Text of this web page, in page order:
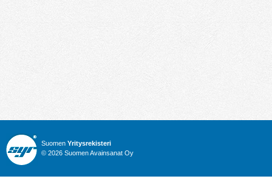
Suomen Yritysrekisteri
© 2026 Suomen Avainsanat Oy